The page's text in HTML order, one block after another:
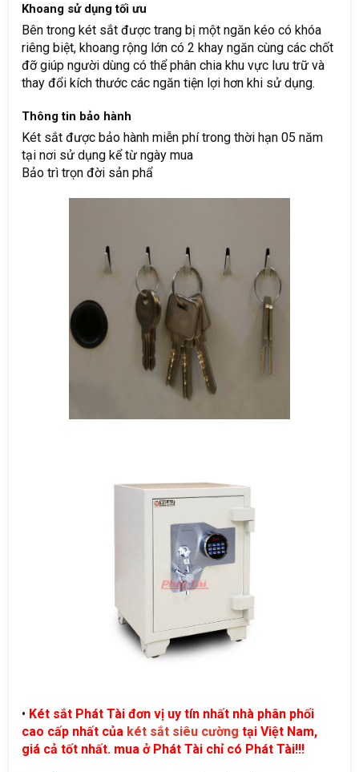
Khoang sử dụng tối ưu
Bên trong két sắt được trang bị một ngăn kéo có khóa
riêng biệt, khoang rộng lớn có 2 khay ngăn cùng các chốt
đỡ giúp người dùng có thể phân chia khu vực lưu trữ và
thay đổi kích thước các ngăn tiện lợi hơn khi sử dụng.
Thông tin bảo hành
Két sắt được bảo hành miễn phí trong thời hạn 05 năm
tại nơi sử dụng kể từ ngày mua
Bảo trì trọn đời sản phẩ
• Két sắt Phát Tài đơn vị uy tín nhất nhà phân phối
cao cấp nhất của két sắt siêu cường tại Việt Nam,
giá cả tốt nhất. mua ở Phát Tài chỉ có Phát Tài!!!